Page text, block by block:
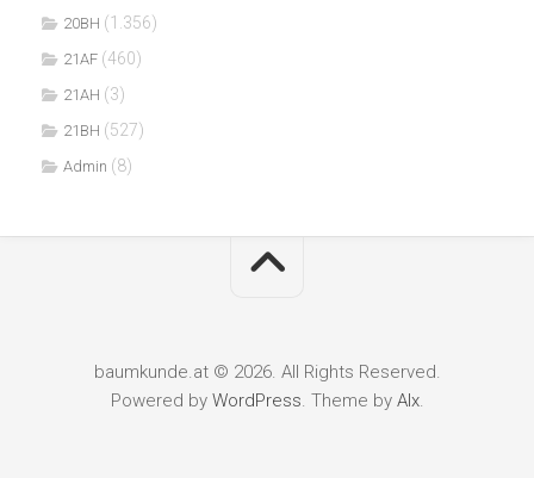
20BH (1.356)
21AF (460)
21AH (3)
21BH (527)
Admin (8)
baumkunde.at © 2026. All Rights Reserved.
Powered by WordPress. Theme by Alx.